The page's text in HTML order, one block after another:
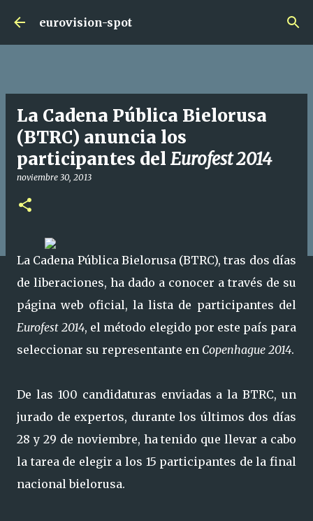
Ir al contenido principal
eurovision-spot
La Cadena Pública Bielorusa
(BTRC) anuncia los
participantes del Eurofest 2014
noviembre 30, 2013
La Cadena Pública Bielorusa (BTRC), tras dos días
de liberaciones, ha dado a conocer a través de su
página web oficial, la lista de participantes del
Eurofest 2014, el método elegido por este país para
seleccionar su representante en Copenhague 2014.
De las 100 candidaturas enviadas a la BTRC, un
jurado de expertos, durante los últimos dos días
28 y 29 de noviembre, ha tenido que llevar a cabo
la tarea de elegir a los 15 participantes de la final
nacional bielorusa.